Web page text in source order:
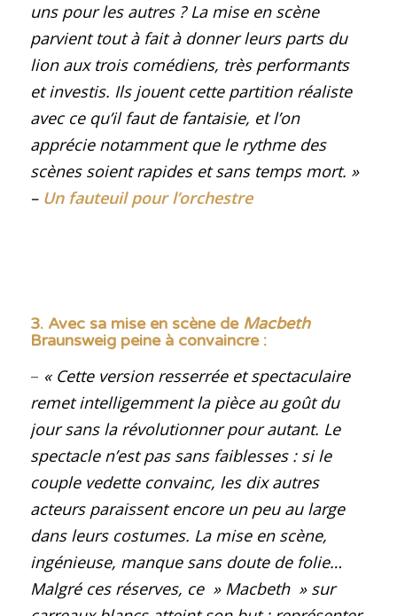
uns pour les autres ? La mise en scène
parvient tout à fait à donner leurs parts du
lion aux trois comédiens, très performants
et investis. Ils jouent cette partition réaliste
avec ce qu’il faut de fantaisie, et l’on
apprécie notamment que le rythme des
scènes soient rapides et sans temps mort. »
– Un fauteuil pour l’orchestre
3. Avec sa mise en scène de Macbeth
Braunsweig peine à convaincre :
– « Cette version resserrée et spectaculaire
remet intelligemment la pièce au goût du
jour sans la révolutionner pour autant. Le
spectacle n’est pas sans faiblesses : si le
couple vedette convainc, les dix autres
acteurs paraissent encore un peu au large
dans leurs costumes. La mise en scène,
ingénieuse, manque sans doute de folie…
Malgré ces réserves, ce » Macbeth » sur